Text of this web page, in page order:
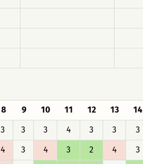
8 9 10 11 12 13 14
3 3 3 4 3 3 3
4 3 4 3 2 4 3